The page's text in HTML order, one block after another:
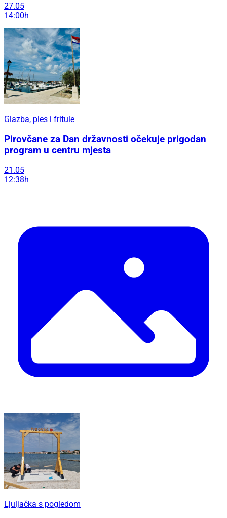
27.05
14:00h
Glazba, ples i fritule
Pirovčane za Dan državnosti očekuje prigodan
program u centru mjesta
21.05
12:38h
Ljuljačka s pogledom